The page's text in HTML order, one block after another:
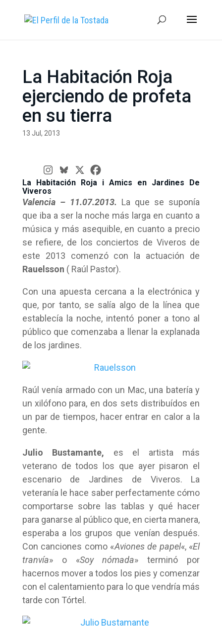
La Habitación Roja
ejerciendo de profeta
en su tierra
13 Jul, 2013
La Habitación Roja i Amics en Jardines De
Viveros
Valencia – 11.07.2013. La que se suponía
que iba a ser la noche más larga en cuanto a
música y más asequible, en cuanto a precio
se refiere, de los conciertos de Viveros de
este 2013 comenzó con la actuación de
Rauelsson ( Raúl Pastor).
Con una apuesta cercana a la electrónica y
que, por tanto, se salía algo de la línea que
establecía la noche, intentó poner a tono al
público que comenzaba a llenar la explanada
de los jardines.
Raúl venía armado con un Mac, una batería y
un xilófono para, en dos sets distribuídos en
un par de tiempos, hacer entrar en calor a la
gente.
Julio Bustamante, es el artista más
veterano de todos los que ayer pisaron el
escenario de Jardines de Viveros. La
veteranía le hace saber perfectamente cómo
comportarse sobre las tablas y qué hacer
para ganarse al público que, en cierta manera,
esperaba a los grupos que venían después.
Con canciones como «Aviones de papel«, «El
tranvía» o «Soy nómada» terminó por
hacernos mover a todos los pies y comenzar
con el calentamiento para lo que vendría más
tarde con Tórtel.